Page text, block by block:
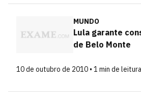
MUNDO
Lula garante
de Belo Monte
10 de outubro de 2010 • 1 min de